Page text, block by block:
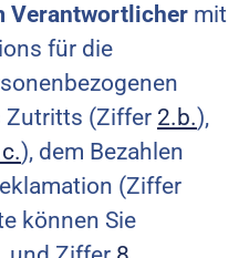
Verantwortlicher mit
für die
Zutritts (Ziffer 2.b.),
), dem Bezahlen
(Ziffer
können Sie